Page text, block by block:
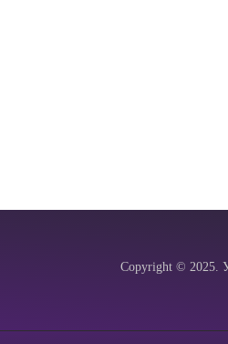
Copyright © 2025.